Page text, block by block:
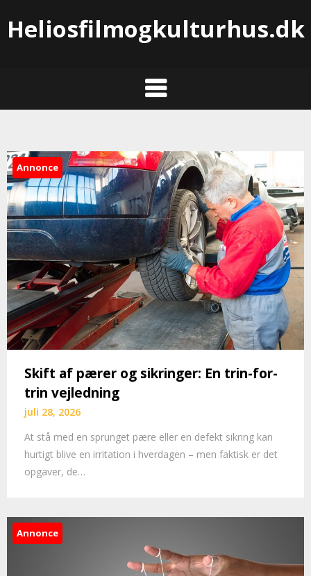
Heliosfilmogkulturhus.dk
Annonce
Skift af pærer og sikringer: En trin-for-
trin vejledning
juli 28, 2026
At stå med en sprunget pære eller en defekt sikring kan
hurtigt blive en irritation i hverdagen – men faktisk er det
opgaver, de…
Annonce